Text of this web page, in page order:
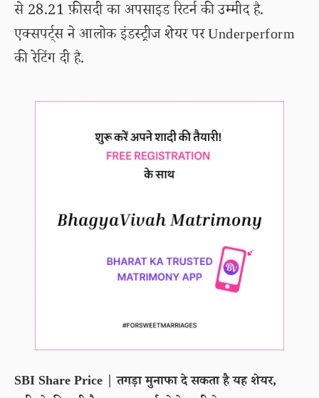
से 28.21 फ़ीसदी का अपसाइड रिटर्न की उम्मीद है.
एक्सपर्ट्स ने आलोक इंडस्ट्रीज शेयर पर Underperform
की रेटिंग दी है.
SBI Share Price | तगड़ा मुनाफा दे सकता है यह शेयर,